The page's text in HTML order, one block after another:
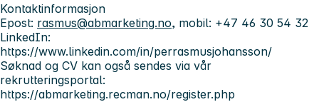
Kontaktinformasjon
Epost: rasmus@abmarketing.no, mobil: +47 46 30 54 32
LinkedIn:
https://www.linkedin.com/in/perrasmusjohansson/
Søknad og CV kan også sendes via vår
rekrutteringsportal:
https://abmarketing.recman.no/register.php